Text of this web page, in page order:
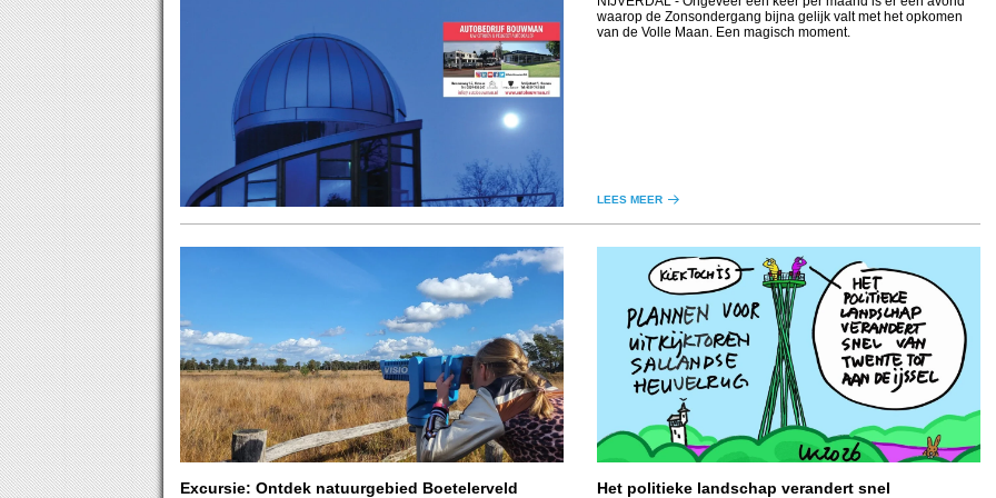
waarop de Zonsondergang bijna gelijk valt met het opkomen
van de Volle Maan. Een magisch moment.
LEES MEER
Excursie: Ontdek natuurgebied Boetelerveld Het politieke landschap verandert snel